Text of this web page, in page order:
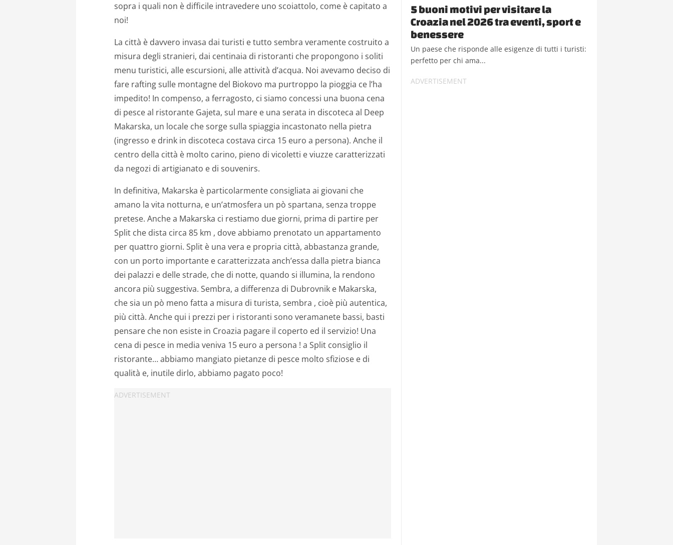
sopra i quali non è difficile intravedere uno scoiattolo, come è capitato a
noi!
La città è davvero invasa dai turisti e tutto sembra veramente costruito a
misura degli stranieri, dai centinaia di ristoranti che propongono i soliti
menu turistici, alle escursioni, alle attività d’acqua. Noi avevamo deciso di
fare rafting sulle montagne del Biokovo ma purtroppo la pioggia ce l’ha
impedito! In compenso, a ferragosto, ci siamo concessi una buona cena
di pesce al ristorante Gajeta, sul mare e una serata in discoteca al Deep
Makarska, un locale che sorge sulla spiaggia incastonato nella pietra
(ingresso e drink in discoteca costava circa 15 euro a persona). Anche il
centro della città è molto carino, pieno di vicoletti e viuzze caratterizzati
da negozi di artigianato e di souvenirs.
In definitiva, Makarska è particolarmente consigliata ai giovani che
amano la vita notturna, e un’atmosfera un pò spartana, senza troppe
pretese. Anche a Makarska ci restiamo due giorni, prima di partire per
Split che dista circa 85 km , dove abbiamo prenotato un appartamento
per quattro giorni. Split è una vera e propria città, abbastanza grande,
con un porto importante e caratterizzata anch’essa dalla pietra bianca
dei palazzi e delle strade, che di notte, quando si illumina, la rendono
ancora più suggestiva. Sembra, a differenza di Dubrovnik e Makarska,
che sia un pò meno fatta a misura di turista, sembra , cioè più autentica,
più città. Anche qui i prezzi per i ristoranti sono veramanete bassi, basti
pensare che non esiste in Croazia pagare il coperto ed il servizio! Una
cena di pesce in media veniva 15 euro a persona ! a Split consiglio il
ristorante… abbiamo mangiato pietanze di pesce molto sfiziose e di
qualità e, inutile dirlo, abbiamo pagato poco!
5 buoni motivi per visitare la
Croazia nel 2026 tra eventi, sport e
benessere
Un paese che risponde alle esigenze di tutti i turisti:
perfetto per chi ama...